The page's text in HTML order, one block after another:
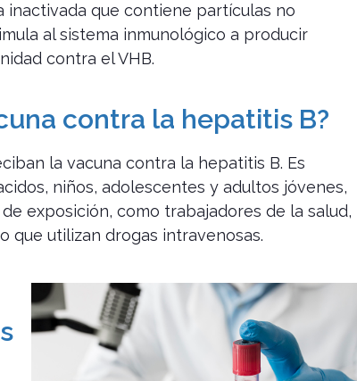
inactivada que contiene partículas no
al sistema inmunológico a producir
contra el VHB.
contra la hepatitis B?
la vacuna contra la hepatitis B. Es
niños, adolescentes y adultos jóvenes,
exposición, como trabajadores de la salud,
que utilizan drogas intravenosas.